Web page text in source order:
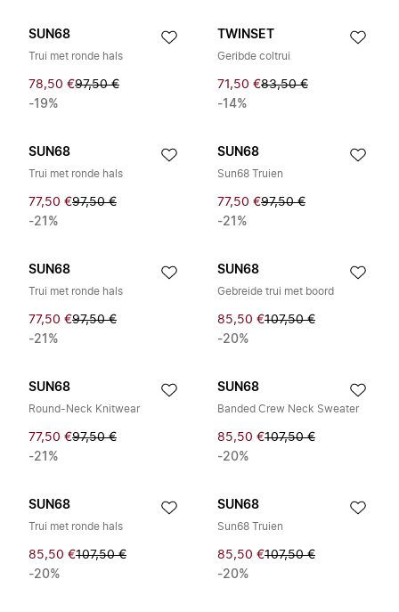
SUN68
Trui met ronde hals
78,50 €97,50 €
-19%
TWINSET
Geribde coltrui
71,50 €83,50 €
-14%
SUN68
Trui met ronde hals
77,50 €97,50 €
-21%
SUN68
Sun68 Truien
77,50 €97,50 €
-21%
SUN68
Trui met ronde hals
77,50 €97,50 €
-21%
SUN68
Gebreide trui met boord
85,50 €107,50 €
-20%
SUN68
Round-Neck Knitwear
77,50 €97,50 €
-21%
SUN68
Banded Crew Neck Sweater
85,50 €107,50 €
-20%
SUN68
Trui met ronde hals
85,50 €107,50 €
-20%
SUN68
Sun68 Truien
85,50 €107,50 €
-20%